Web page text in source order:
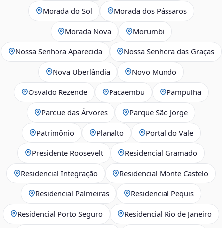
Morada do Sol Morada dos Pássaros
Morada Nova Morumbi
Nossa Senhora Aparecida Nossa Senhora das Graças
Nova Uberlândia Novo Mundo
Osvaldo Rezende Pacaembu Pampulha
Parque das Árvores Parque São Jorge
Patrimônio Planalto Portal do Vale
Presidente Roosevelt Residencial Gramado
Residencial Integração Residencial Monte Castelo
Residencial Palmeiras Residencial Pequis
Residencial Porto Seguro Residencial Rio de Janeiro